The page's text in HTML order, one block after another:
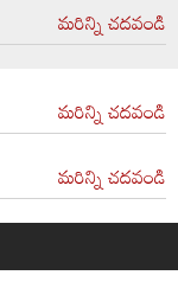
మరిన్ని చదవండి
మరిన్ని చదవండి
మరిన్ని చదవండి